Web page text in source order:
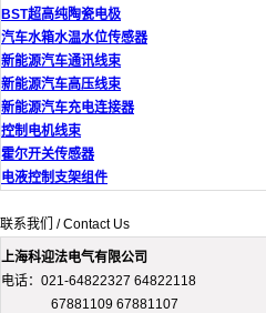
BST超高纯陶瓷电极
汽车水箱水温水位传感器
新能源汽车通讯线束
新能源汽车高压线束
新能源汽车充电连接器
控制电机线束
霍尔开关传感器
电液控制支架组件
联系我们 / Contact Us
上海科迎法电气有限公司
电话：021-64822327 64822118
67881109 67881107